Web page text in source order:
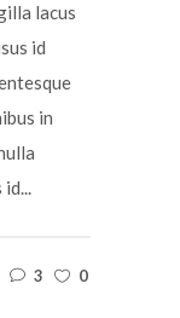
lacus
id
in
3
0